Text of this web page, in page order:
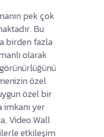
pek çok
Bu
birden fazla
olarak
özel
özel bir
yer
Video Wall
etkileşim